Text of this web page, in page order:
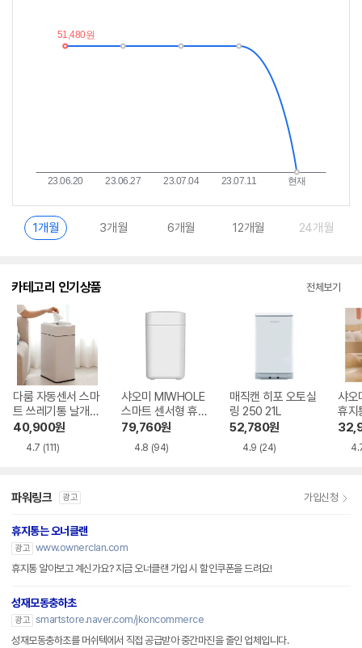
이
란?
1개월 3개월 6개월 12개월 24개월
카테고리 인기상품 전체보기
다룸 자동센서 스마
트 쓰레기통 날개형
20L
40,900원
4.7 (111)
샤오미 MIWHOLE
스마트 센서형 휴지
통 T3S 17L
79,760원
4.8 (94)
매직캔 히포 오토실
링 250 21L
52,780원
4.9 (24)
샤오
휴지
파워링크 광고 가입신청
휴지통는 오너클랜
광고 www.ownerclan.com
휴지통 알아보고 계신가요? 지금 오너클랜 가입 시 할인쿠폰을 드려요!
성재모동충하초
광고 smartstore.naver.com/jkoncommerce
성재모동충하초를 머쉬텍에서 직접 공급받아 중간마진을 줄인 업체입니다.